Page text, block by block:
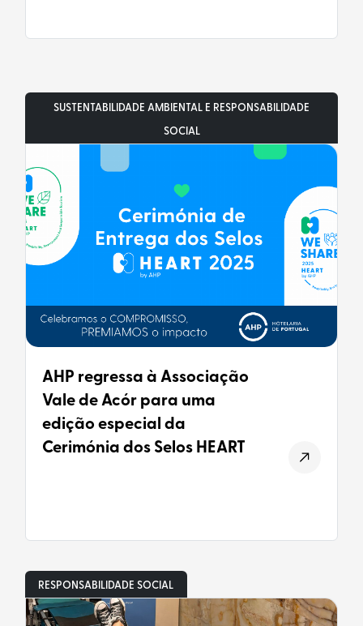
SUSTENTABILIDADE AMBIENTAL E RESPONSABILIDADE
SOCIAL
AHP regressa à Associação
Vale de Acór para uma
edição especial da
Cerimónia dos Selos HEART
RESPONSABILIDADE SOCIAL